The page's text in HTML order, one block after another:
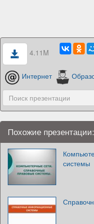
4.11M
Интернет
Похожие презентации:
системы